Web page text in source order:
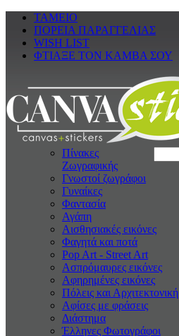
ΤΑΜΕΙΟ
ΠΟΡΕΙΑ ΠΑΡΑΓΓΕΛΙΑΣ
WISH LIST
ΦΤΙΑΞΕ ΤΟΝ ΚΑΜΒΑ ΣΟΥ
Πίνακες
Ζωγραφικής
Γνωστοί ζωγράφοι
Γυναίκες
Φαντασία
Αγάπη
Αισθησιακές εικόνες
Φαγητά και ποτά
Pop Art - Street Art
Ασπρόμαυρες εικόνες
Αφηρημένες εικόνες
Πόλεις και Αρχιτεκτονική
Αφίσες με φράσεις
Διάστημα
Έλληνες Φωτογράφοι